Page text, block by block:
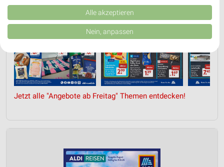
Jetzt alle "Angebote ab Freitag" Themen entdecken!
Kombinationen von Daten aus verschiedenen Quellen. Entwicklung und
Verbesserung der Angebote. Verwendung reduzierter Daten zur Auswahl
von Inhalten.
Daten können außerhalb der Europäischen Union weitergegeben und in die
USA gesendet werden.
Website/App.
Partnerliste anzeigen (1 IAB-Anbieter)
Wir nutzen Ihre Daten für folgende Zwecke:
IAB-Verarbeitungszwecke:
Alle akzeptieren
Nein, anpassen